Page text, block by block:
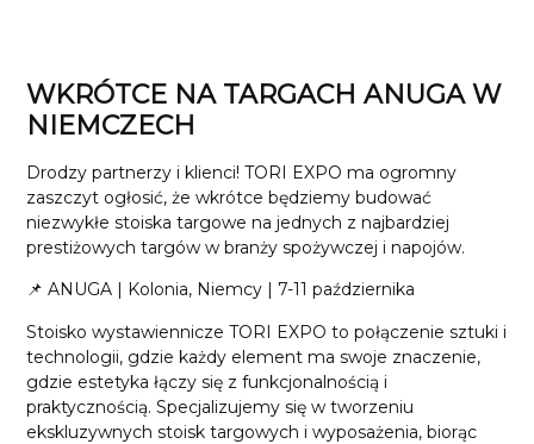
WKRÓTCE NA TARGACH ANUGA W
NIEMCZECH
Drodzy partnerzy i klienci! TORI EXPO ma ogromny
zaszczyt ogłosić, że wkrótce będziemy budować
niezwykłe stoiska targowe na jednych z najbardziej
prestiżowych targów w branży spożywczej i napojów.
📌 ANUGA | Kolonia, Niemcy | 7-11 października
Stoisko wystawiennicze TORI EXPO to połączenie sztuki i
technologii, gdzie każdy element ma swoje znaczenie,
gdzie estetyka łączy się z funkcjonalnością i
praktycznością. Specjalizujemy się w tworzeniu
ekskluzywnych stoisk targowych i wyposażenia, biorąc